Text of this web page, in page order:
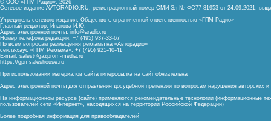
© ООО «ГПМ Радио», 2026
Сетевое издание AVTORADIO.RU, регистрационный номер СМИ Эл № ФС77-81953 от 24.09.2021,
Учредитель сетевого издания: Общество с ограниченной ответственностью «ГПМ Радио»
Главный редактор: Ипатова И.Ю.
Адрес электронной почты: info@aradio.ru
Номер телефона редакции: +7 (495) 937-33-67
По всем вопросам размещения рекламы на «Авторадио»
сейлз-хаус «ГПМ Реклама»: +7 (495) 921-40-41
E-mail: sales@gazprom-media.ru
https://gpmsaleshouse.ru
При использовании материалов сайта гиперссылка на сайт обязательна
Адрес электронной почты для отправления досудебной претензии по вопросам нарушения авторских
На информационном ресурсе (сайте) применяются рекомендательные технологии (информационные
пользователей сети «Интернет», находящихся на территории Российской Федерации)
Более подробная информация для правообладателей